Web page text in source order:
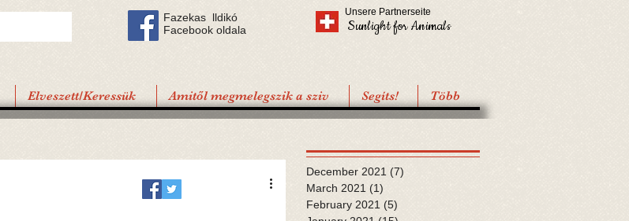
Fazekas lldikó
Facebook oldala
Unsere Partnerseite
Sunlight for Animals
Elveszett/Keressük Amitől megmelegszik a sziv Segíts! Több
December 2021 (7)
March 2021 (1)
February 2021 (5)